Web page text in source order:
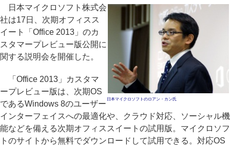
日本マイクロソフトのロアン・カン氏
日本マイクロソフト株式会
社は17日、次期オフィスス
イート「Office 2013」のカ
スタマープレビュー版公開に
関する説明会を開催した。
「Office 2013」カスタマ
ープレビュー版は、次期OS
であるWindows 8のユーザー
インターフェイスへの最適化や、クラウド対応、ソーシャル機
能などを備える次期オフィススイートの試用版。マイクロソフ
トのサイトから無料でダウンロードして試用できる。対応OS